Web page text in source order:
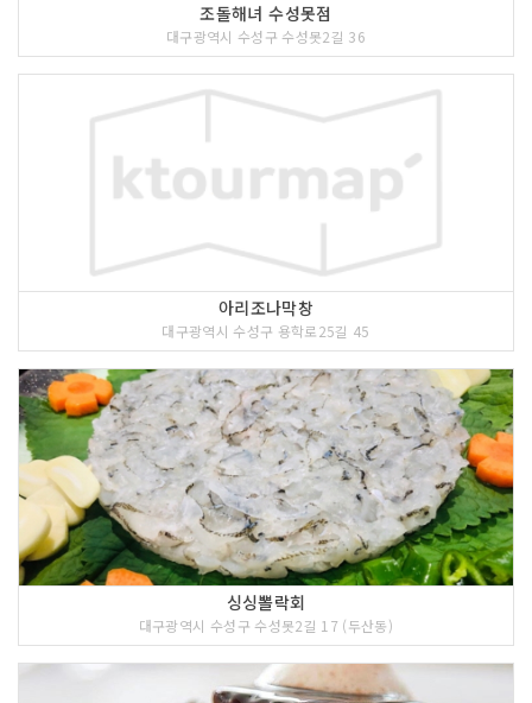
조돌해녀 수성못점
대구광역시 수성구 수성못2길 36
아리조나막창
대구광역시 수성구 용학로25길 45
싱싱뽈락회
대구광역시 수성구 수성못2길 17 (두산동)